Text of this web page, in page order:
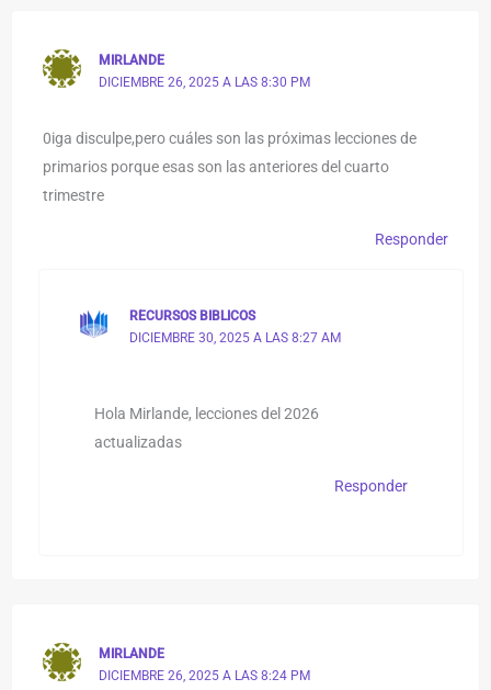
MIRLANDE
DICIEMBRE 26, 2025 A LAS 8:30 PM
0iga disculpe,pero cuáles son las próximas lecciones de
primarios porque esas son las anteriores del cuarto
trimestre
Responder
RECURSOS BIBLICOS
DICIEMBRE 30, 2025 A LAS 8:27 AM
Hola Mirlande, lecciones del 2026
actualizadas
Responder
MIRLANDE
DICIEMBRE 26, 2025 A LAS 8:24 PM